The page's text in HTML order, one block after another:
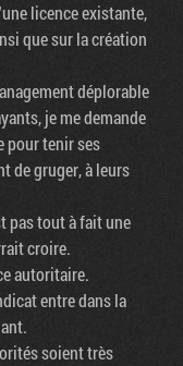
licence existante,
que sur la création
déplorable
je me demande
pour tenir ses
de gruger, à leurs
pas tout à fait une
croire.
autoritaire.
entre dans la
soient très